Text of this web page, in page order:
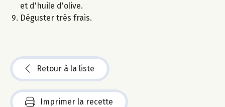
et d'huile d'olive.
Déguster très frais.
Retour à la liste
Imprimer la recette